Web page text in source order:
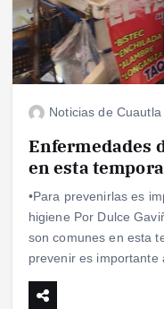
Noticias de Cuautla
Enfermedades
en esta
•Para prevenirlas es
higiene Por Dulce
son comunes en esta
prevenir es importante